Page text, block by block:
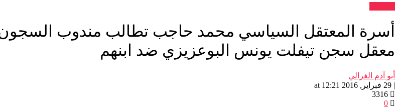
أسرة المعتقل السياسي محمد حاجب تطالب مندوب السجون
معقل سجن تيفلت يونس البوعزيزي ضد ابنهم
أبو آدم الغزالي
| 29 فبراير, 2016 at 12:21
0